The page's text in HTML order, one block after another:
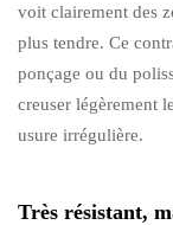
voit clairement des
plus tendre. Ce
ponçage ou du
creuser légèrement
usure irrégulière.
Très résistant,